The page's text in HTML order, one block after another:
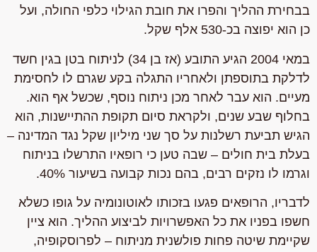
בבחירת ההליך והפרו את חובת הגילוי כלפי החולה, ועל
כן הוא יפוצה בכ-530 אלף שקל.
במאי 2004 הגיע התובע (אז בן 34) לניתוח בטן בגין חשד
לדלקת בתוספתן ולאחריו התגלה בקע שגרם לו לחסימת
מעיים. הוא עבר לאחר מכן ניתוח נוסף, שכשל אף הוא.
בחלוף שבע שנים, ולקראת סיום תקופת ההתיישנות, הוא
הגיש תביעת רשלנות על סך שני מיליון שקל נגד המדינה –
בעלת בית חולים – שבה טען כי רופאיו התרשלו בניתוח
וגרמו לו נזקים רבים, בהם נכות קבועה בשיעור 40%.
לדבריו, הרופאים פגעו בזכותו לאוטונומיה על גופו כשלא
חשפו בפניו את כל האפשרויות לביצוע ההליך. הוא ציין
שקיימת שיטה פחות פולשנית מניתוח – לפרוסקופיה,